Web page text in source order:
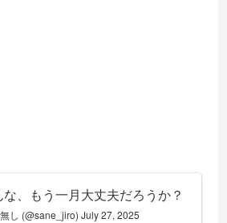
、もう一月大丈夫だろうか？
し (@sane_jiro)July 27, 2025